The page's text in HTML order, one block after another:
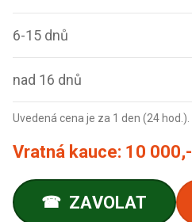
6-15 dnů
nad 16 dnů
Uvedená cena je za 1 den (24 hod.).
Vratná kauce: 10 000,-
☎ ZAVOLAT